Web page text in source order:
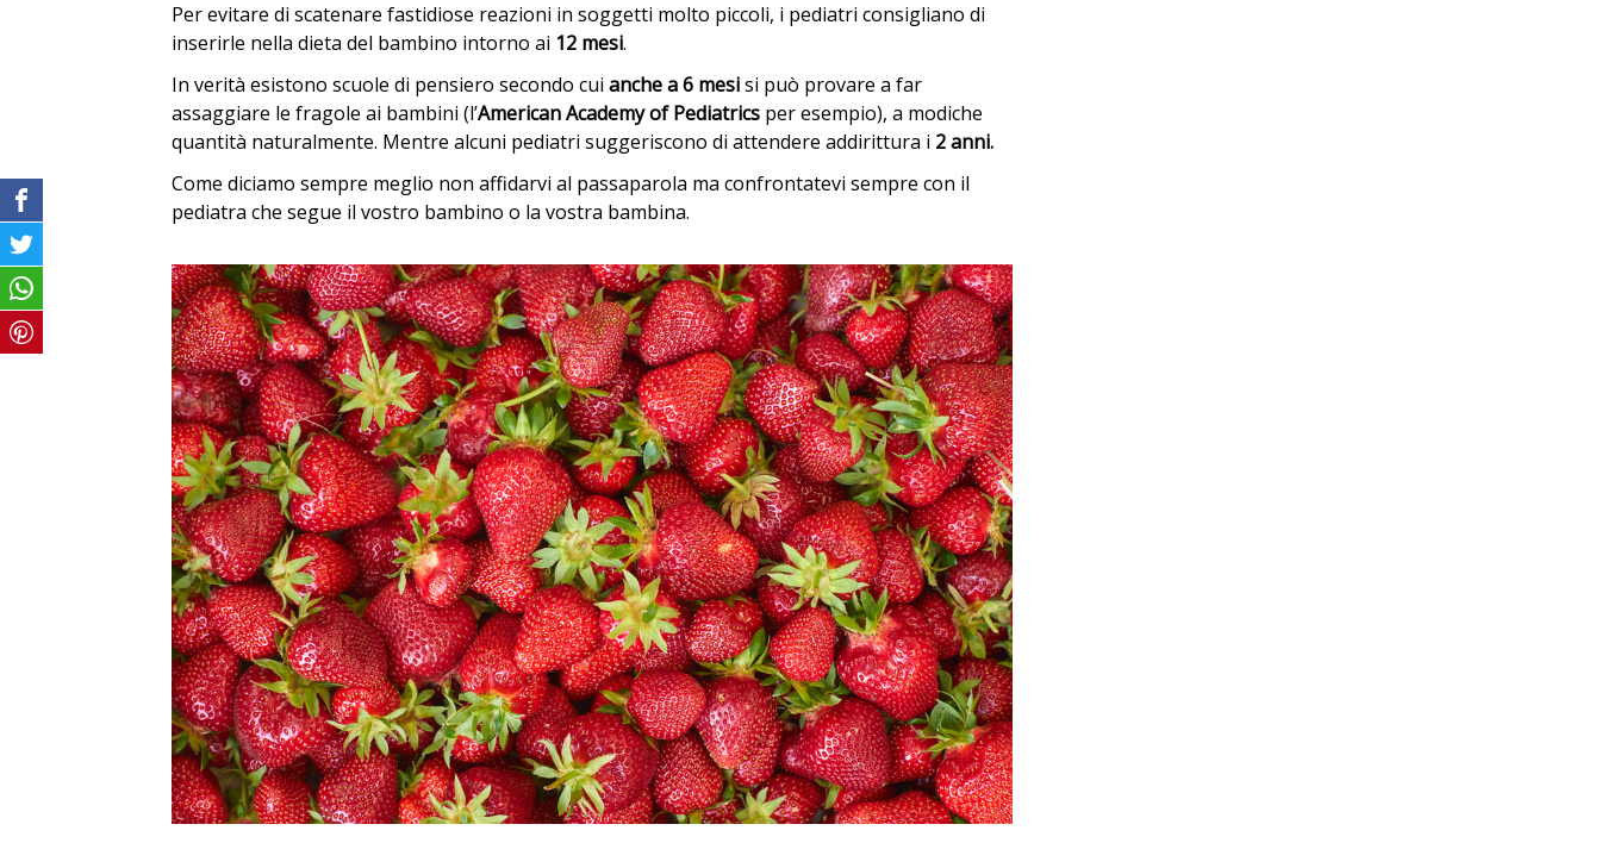
Per evitare di scatenare fastidiose reazioni in soggetti molto piccoli, i pediatri consigliano di
inserirle nella dieta del bambino intorno ai 12 mesi.
In verità esistono scuole di pensiero secondo cuianche a 6 mesisi può provare a far
assaggiare le fragole ai bambini (l’American Academy of Pediatrics per esempio), a modiche
quantità naturalmente. Mentre alcuni pediatri suggeriscono di attendere addirittura i 2 anni.
Come diciamo sempre meglio non affidarvi al passaparola ma confrontatevi sempre con il
pediatra che segue il vostro bambino o la vostra bambina.